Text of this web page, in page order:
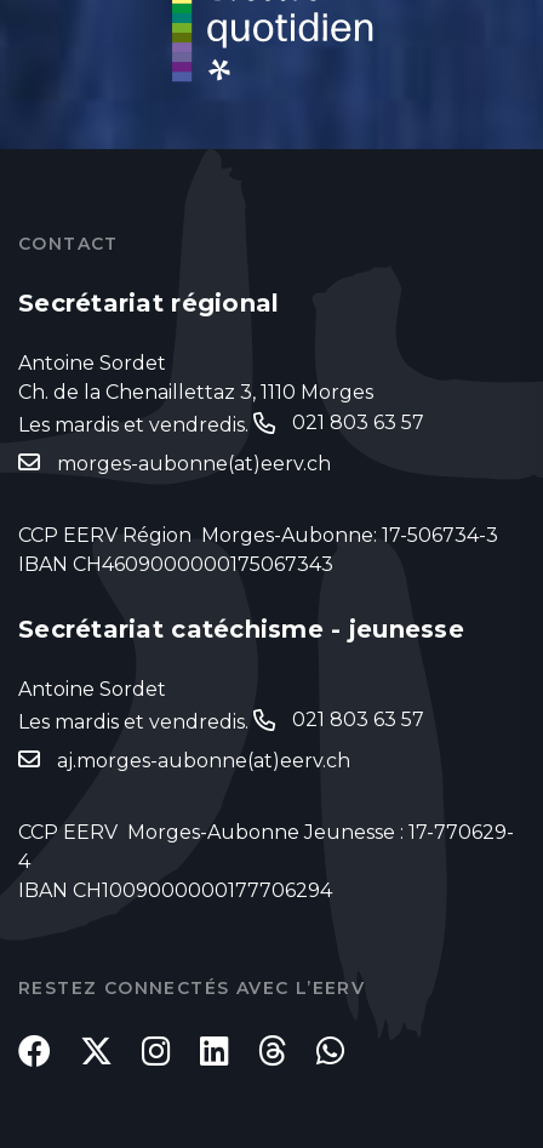
CONTACT
Secrétariat régional
Antoine Sordet
Ch. de la Chenaillettaz 3, 1110 Morges
Les mardis et vendredis.
021 803 63 57
morges-aubonne(at)eerv.ch
CCP EERV Région Morges-Aubonne: 17-506734-3
IBAN CH4609000000175067343
Secrétariat catéchisme - jeunesse
Antoine Sordet
Les mardis et vendredis.
021 803 63 57
aj.morges-aubonne(at)eerv.ch
CCP EERV Morges-Aubonne Jeunesse : 17-770629-
4
IBAN CH1009000000177706294
RESTEZ CONNECTÉS AVEC L’EERV